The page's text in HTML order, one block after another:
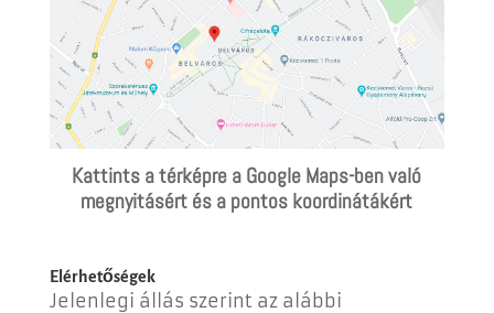
Kattints a térképre a Google Maps-ben való
megnyitásért és a pontos koordinátákért
Elérhetőségek
Jelenlegi állás szerint az alábbi